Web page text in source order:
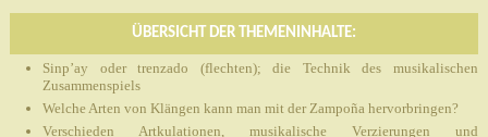
ÜBERSICHT DER THEMENINHALTE:
Sinp’ay oder trenzado (flechten); die Technik des musikalischen
Zusammenspiels
Welche Arten von Klängen kann man mit der Zampoña hervorbringen?
Verschieden Artkulationen, musikalische Verzierungen und